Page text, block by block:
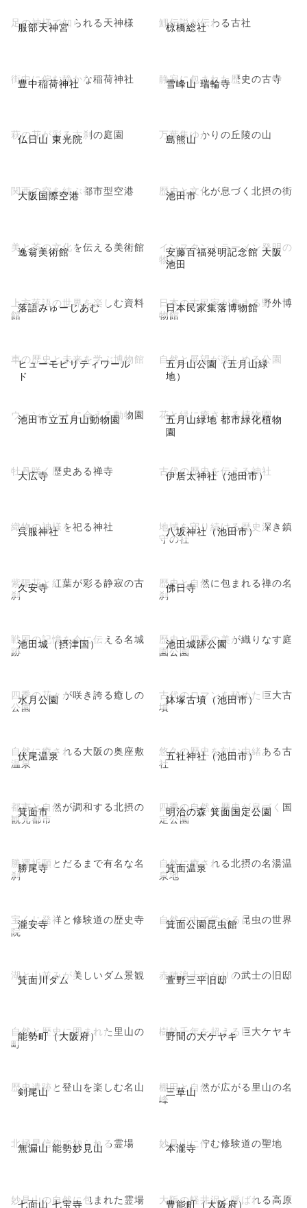
服部天神宮
足の神様で知られる天神様 椋橋総社
鯉伝説が伝わる古社
豊中稲荷神社
街中に佇む静かな稲荷神社 雪峰山 瑞輪寺
静寂に包まれた歴史の古寺
仏日山 東光院
萩の花が彩る古刹の庭園 島熊山
万葉集ゆかりの丘陵の山
大阪国際空港
関西の空を結ぶ都市型空港 池田市
歴史と文化が息づく北摂の街
逸翁美術館
美と茶の文化を伝える美術館
安藤百福発明記念館 大阪
池田
インスタントラーメン発明の
物語
落語みゅーじあむ
上方落語の世界を楽しむ資料
館
日本民家集落博物館
日本の古民家が集まる野外博
物館
ヒューモビリティワール
ド
車の歴史と未来を学ぶ博物館
五月山公園（五月山緑
地）
自然と展望が楽しめる公園
池田市立五月山動物園
ウォンバットに会える動物園
五月山緑地 都市緑化植物
園
花と緑に癒される植物園
大広寺
牡丹咲く歴史ある禅寺 伊居太神社（池田市）
古代の歴史を伝える神社
呉服神社
織物の神様を祀る神社 八坂神社（池田市）
地域を守り続ける歴史深き鎮
守の社
久安寺
紫陽花と紅葉が彩る静寂の古
刹
佛日寺
歴史と自然に包まれる禅の名
刹
池田城（摂津国）
戦国の記憶を今に伝える名城
跡
池田城跡公園
歴史と四季の美が織りなす庭
園公園
水月公園
四季の花々が咲き誇る癒しの
公園
鉢塚古墳（池田市）
古代のロマンを秘めた巨大古
墳
伏尾温泉
自然に癒される大阪の奥座敷
温泉
五社神社（池田市）
悠久の歴史を刻む由緒ある古
社
箕面市
都市と自然が調和する北摂の
観光都市
明治の森 箕面国定公園
四季の自然と歴史が息づく国
定公園
勝尾寺
勝運祈願とだるまで有名な名
刹
箕面温泉
自然に癒される北摂の名湯温
泉地
瀧安寺
宝くじ発祥と修験道の歴史寺
院
箕面公園昆虫館
自然の中で学べる昆虫の世界
箕面川ダム
湖と山並みが美しいダム景観 萱野三平旧邸
赤穂浪士ゆかりの武士の旧邸
能勢町（大阪府）
自然と歴史に囲まれた里山の
町
野間の大ケヤキ
樹齢千年を超える巨大ケヤキ
剣尾山
歴史遺跡と登山を楽しむ名山 三草山
棚田と自然が広がる里山の名
峰
無漏山 能勢妙見山
北極星信仰で知られる霊場 本瀧寺
妙見山に佇む修験道の聖地
七面山 七宝寺
妙見山の自然に包まれた霊場 豊能町（大阪府）
大阪の軽井沢と呼ばれる高原